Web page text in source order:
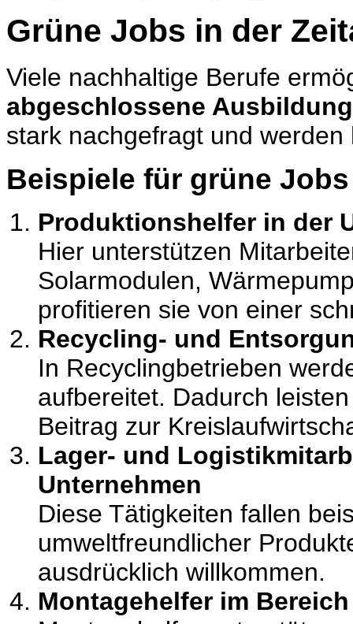
Grüne Jobs in der
Viele nachhaltige Berufe
abgeschlossene Ausbildung
stark nachgefragt und
Beispiele für grüne
Produktionshelfer in der
Hier unterstützen
Solarmodulen,
profitieren sie von einer
Recycling- und
In Recyclingbetrieben
aufbereitet. Dadurch
Beitrag zur
Lager- und
Unternehmen
Diese Tätigkeiten fallen
umweltfreundlicher
ausdrücklich willkommen.
Montagehelfer im